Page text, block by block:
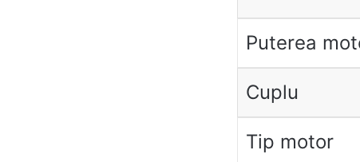
Puterea
Cuplu
Tip motor